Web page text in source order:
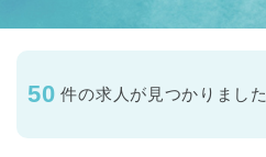
50 件の求人が見つかりました